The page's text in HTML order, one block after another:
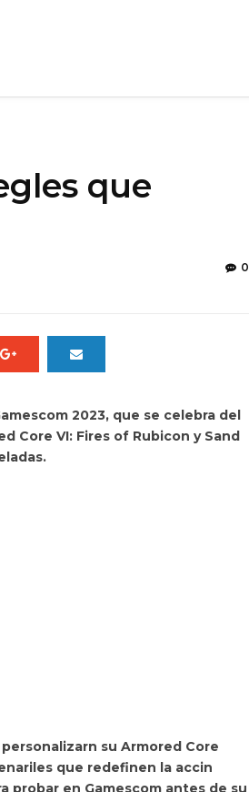
que
0
2023, que se celebra del
Core VI: Fires of Rubicon y Sand
su Armored Core
que redefinen la accin
probar en Gamescom antes de su